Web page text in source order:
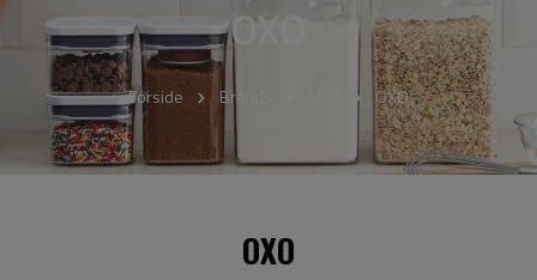
OXO
Forside Brands OXO
OXO